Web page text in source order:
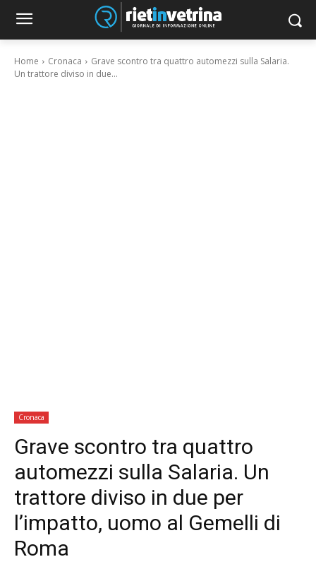
Home Cronaca
Grave scontro tra quattro automezzi sulla Salaria.
Un trattore diviso in due...
Cronaca
Grave scontro tra quattro
automezzi sulla Salaria. Un
trattore diviso in due per
l’impatto, uomo al Gemelli di
Roma